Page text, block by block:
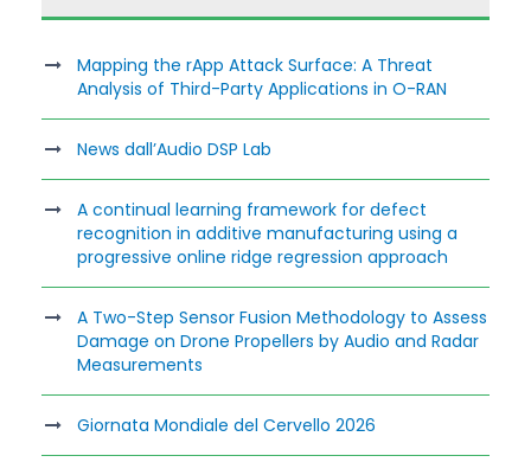
Mapping the rApp Attack Surface: A Threat
Analysis of Third-Party Applications in O-RAN
News dall’Audio DSP Lab
A continual learning framework for defect
recognition in additive manufacturing using a
progressive online ridge regression approach
A Two-Step Sensor Fusion Methodology to Assess
Damage on Drone Propellers by Audio and Radar
Measurements
Giornata Mondiale del Cervello 2026